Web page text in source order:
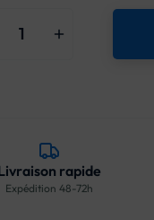
rapide
Expédition 48-72h